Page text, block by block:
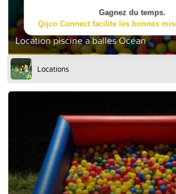
Location piscine a balles Océan
Locations
Gagnez du temps.
Qijco Connect facilite les bonnes